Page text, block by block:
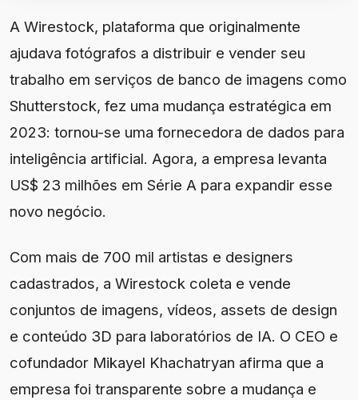
A Wirestock, plataforma que originalmente
ajudava fotógrafos a distribuir e vender seu
trabalho em serviços de banco de imagens como
Shutterstock, fez uma mudança estratégica em
2023: tornou-se uma fornecedora de dados para
inteligência artificial. Agora, a empresa levanta
US$ 23 milhões em Série A para expandir esse
novo negócio.
Com mais de 700 mil artistas e designers
cadastrados, a Wirestock coleta e vende
conjuntos de imagens, vídeos, assets de design
e conteúdo 3D para laboratórios de IA. O CEO e
cofundador Mikayel Khachatryan afirma que a
empresa foi transparente sobre a mudança e